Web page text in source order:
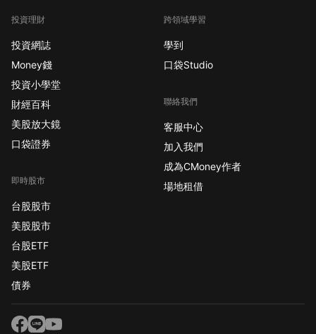
投資理財
投資網誌
Money錢
投資小學堂
財經百科
美股放大鏡
口袋證券
即時股市
台股股市
美股股市
台股ETF
美股ETF
債券
跨領域學習
學到
口袋Studio
聯絡我們
客服中心
加入我們
成為CMoney作者
場地租借